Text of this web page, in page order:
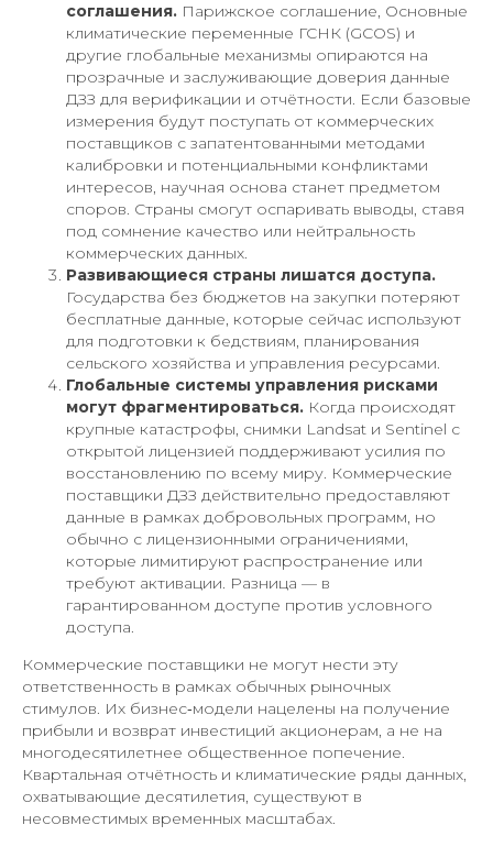
соглашения. Парижское соглашение, Основные
климатические переменные ГСНК (GCOS) и
другие глобальные механизмы опираются на
прозрачные и заслуживающие доверия данные
ДЗЗ для верификации и отчётности. Если базовые
измерения будут поступать от коммерческих
поставщиков с запатентованными методами
калибровки и потенциальными конфликтами
интересов, научная основа станет предметом
споров. Страны смогут оспаривать выводы, ставя
под сомнение качество или нейтральность
коммерческих данных.
Развивающиеся страны лишатся доступа.
Государства без бюджетов на закупки потеряют
бесплатные данные, которые сейчас используют
для подготовки к бедствиям, планирования
сельского хозяйства и управления ресурсами.
Глобальные системы управления рисками
могут фрагментироваться. Когда происходят
крупные катастрофы, снимки Landsat и Sentinel с
открытой лицензией поддерживают усилия по
восстановлению по всему миру. Коммерческие
поставщики ДЗЗ действительно предоставляют
данные в рамках добровольных программ, но
обычно с лицензионными ограничениями,
которые лимитируют распространение или
требуют активации. Разница — в
гарантированном доступе против условного
доступа.
Коммерческие поставщики не могут нести эту
ответственность в рамках обычных рыночных
стимулов. Их бизнес‑модели нацелены на получение
прибыли и возврат инвестиций акционерам, а не на
многодесятилетнее общественное попечение.
Квартальная отчётность и климатические ряды данных,
охватывающие десятилетия, существуют в
несовместимых временных масштабах.